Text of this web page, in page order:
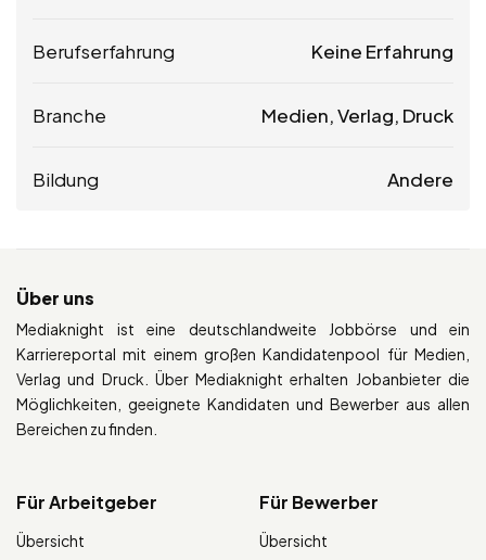
Berufserfahrung Keine Erfahrung
Branche Medien, Verlag, Druck
Bildung Andere
Über uns
Mediaknight ist eine deutschlandweite Jobbörse und ein
Karriereportal mit einem großen Kandidatenpool für Medien,
Verlag und Druck. Über Mediaknight erhalten Jobanbieter die
Möglichkeiten, geeignete Kandidaten und Bewerber aus allen
Bereichen zu finden.
Für Arbeitgeber
Übersicht
Für Bewerber
Übersicht